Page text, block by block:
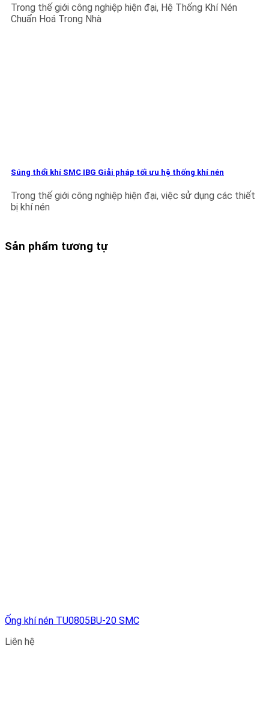
Trong thế giới công nghiệp hiện đại, Hệ Thống Khí Nén
Chuẩn Hoá Trong Nhà
Súng thổi khí SMC IBG Giải pháp tối ưu hệ thống khí nén
Trong thế giới công nghiệp hiện đại, việc sử dụng các thiết
bị khí nén
Sản phẩm tương tự
Ống khí nén TU0805BU-20 SMC
Liên hệ